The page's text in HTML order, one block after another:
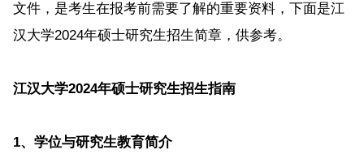
文件，是考生在报考前需要了解的重要资料，下面是江
汉大学2024年硕士研究生招生简章，供参考。
江汉大学2024年硕士研究生招生指南
1、学位与研究生教育简介